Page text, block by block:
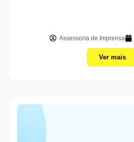
Assessoria de Imprensa
Ver mais